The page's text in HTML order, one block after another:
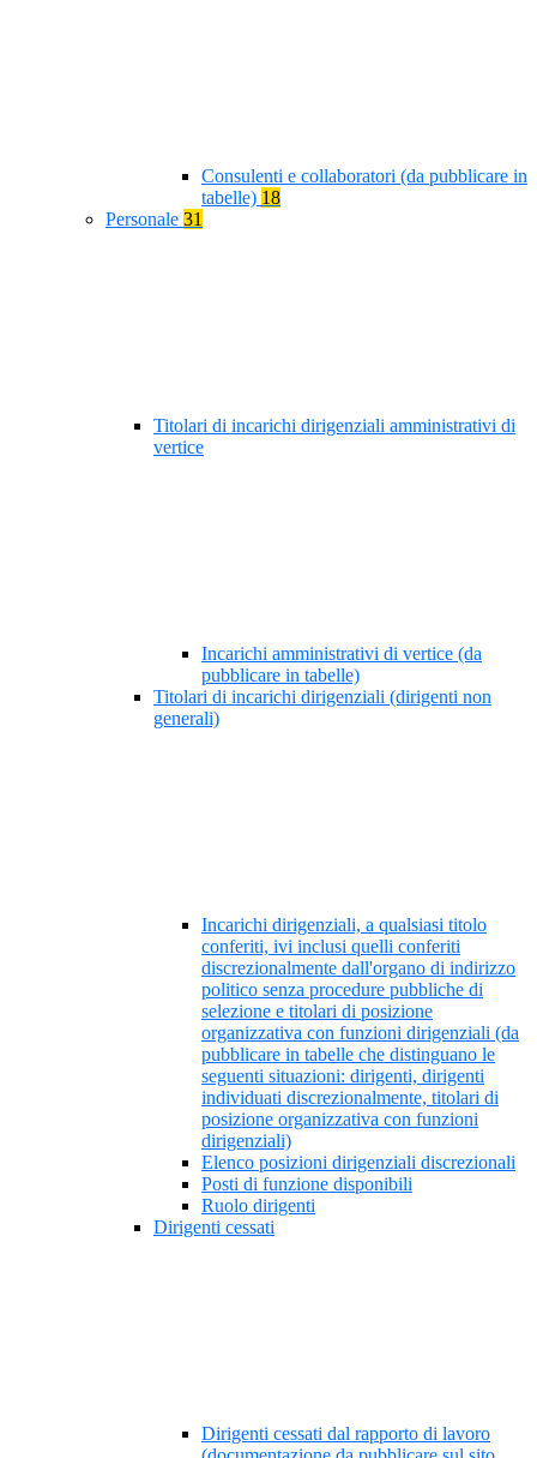
Consulenti e collaboratori (da pubblicare in
tabelle) 18
Personale 31
Titolari di incarichi dirigenziali amministrativi di
vertice
Incarichi amministrativi di vertice (da
pubblicare in tabelle)
Titolari di incarichi dirigenziali (dirigenti non
generali)
Incarichi dirigenziali, a qualsiasi titolo
conferiti, ivi inclusi quelli conferiti
discrezionalmente dall'organo di indirizzo
politico senza procedure pubbliche di
selezione e titolari di posizione
organizzativa con funzioni dirigenziali (da
pubblicare in tabelle che distinguano le
seguenti situazioni: dirigenti, dirigenti
individuati discrezionalmente, titolari di
posizione organizzativa con funzioni
dirigenziali)
Elenco posizioni dirigenziali discrezionali
Posti di funzione disponibili
Ruolo dirigenti
Dirigenti cessati
Dirigenti cessati dal rapporto di lavoro